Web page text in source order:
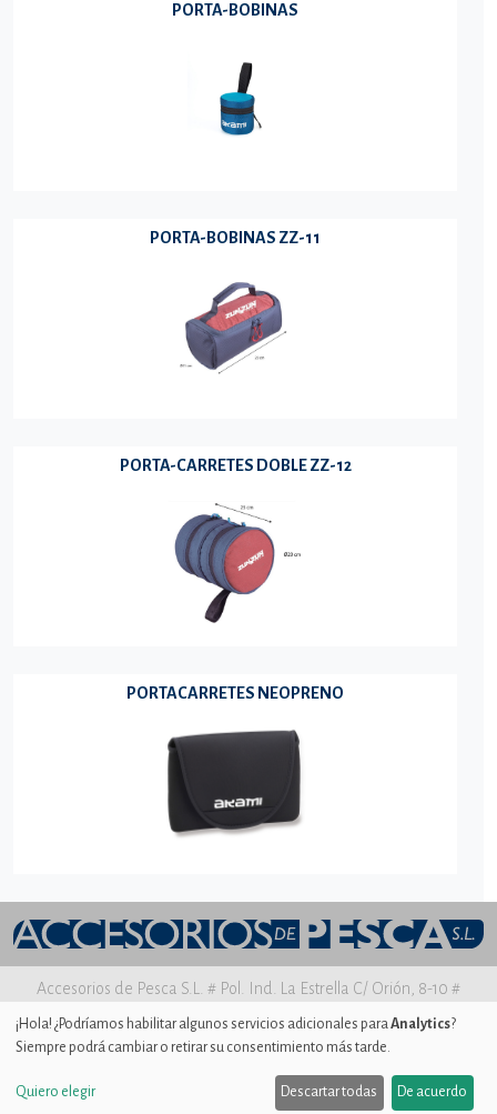
PORTA-BOBINAS
PORTA-BOBINAS ZZ-11
PORTA-CARRETES DOBLE ZZ-12
PORTACARRETES NEOPRENO
Accesorios de Pesca S.L. # Pol. Ind. La Estrella C/ Orión, 8-10 #
30500 MOLINA DE SEGURA Murcia
Aviso legal
¡Hola! ¿Podríamos habilitar algunos servicios adicionales paraAnalytics?
Siempre podrá cambiar o retirar su consentimiento más tarde.
Quiero elegir Descartar todas De acuerdo